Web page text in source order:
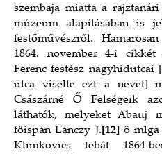
szembaja miatta a
múzeum alapításában is
festőművészről.
1864. november 4-i cikkét
Ferenc festész nagyhidutcai
utca viselte ezt a nevet]
Császárné Ő Felségeik
láthatók, melyeket Abauj
főispán Lánczy J.[12]ö mlga
Klimkovics tehát 1864-